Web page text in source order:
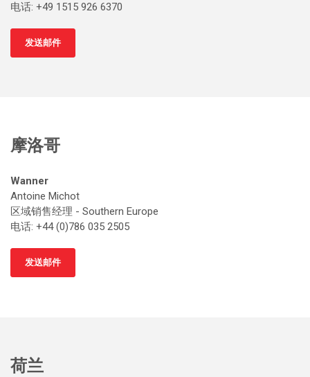
电话: +49 1515 926 6370
发送邮件
摩洛哥
Wanner
Antoine Michot
区域销售经理 - Southern Europe
电话: +44 (0)786 035 2505
发送邮件
荷兰